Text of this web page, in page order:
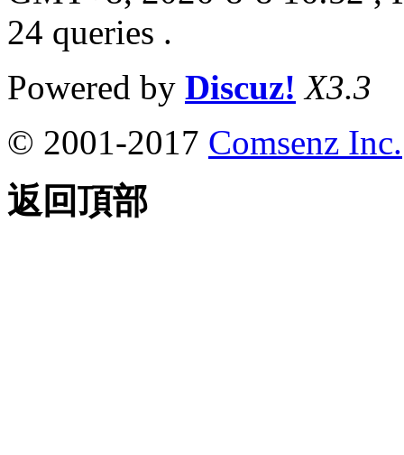
24 queries .
Powered by Discuz! X3.3
© 2001-2017 Comsenz Inc.
返回頂部